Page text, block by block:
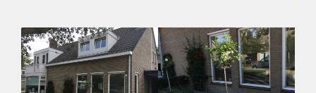
internationele school, diverse winkelcentra,
sportaccomodaties, ASML, Philips Best en Eindhoven
Airport. De uitvalswegen zijn op enkele minuten rijden te
bereiken.